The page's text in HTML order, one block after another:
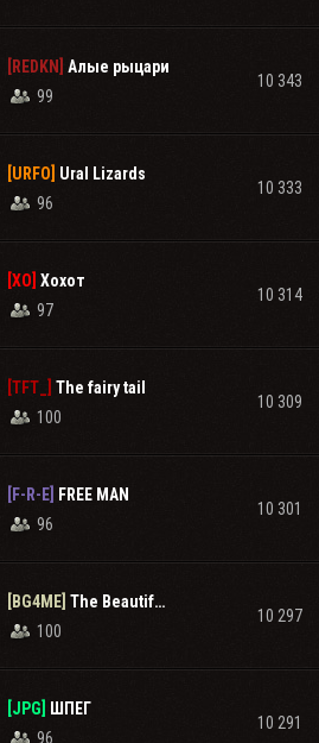
[REDKN]
Алые рыцари
99
10 343
[URFO] Ural Lizards
96
10 333
[XO] Хохот
97
10 314
[TFT_]
The fairy tail
100
10 309
[F-R-E]
FREE MAN
96
10 301
[BG4ME] The Beautiful G4ME
100
10 297
[JPG]
ШПЕГ
96
10 291